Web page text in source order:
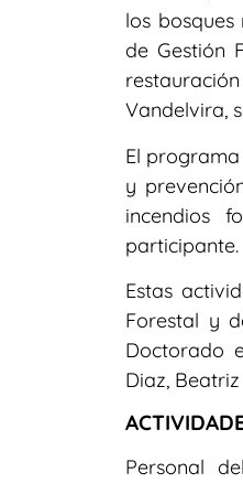
los
de Gestión
Vandelvira,
El
y
incendios
participante.
Estas
Forestal y
Doctorado
Diaz,
Personal